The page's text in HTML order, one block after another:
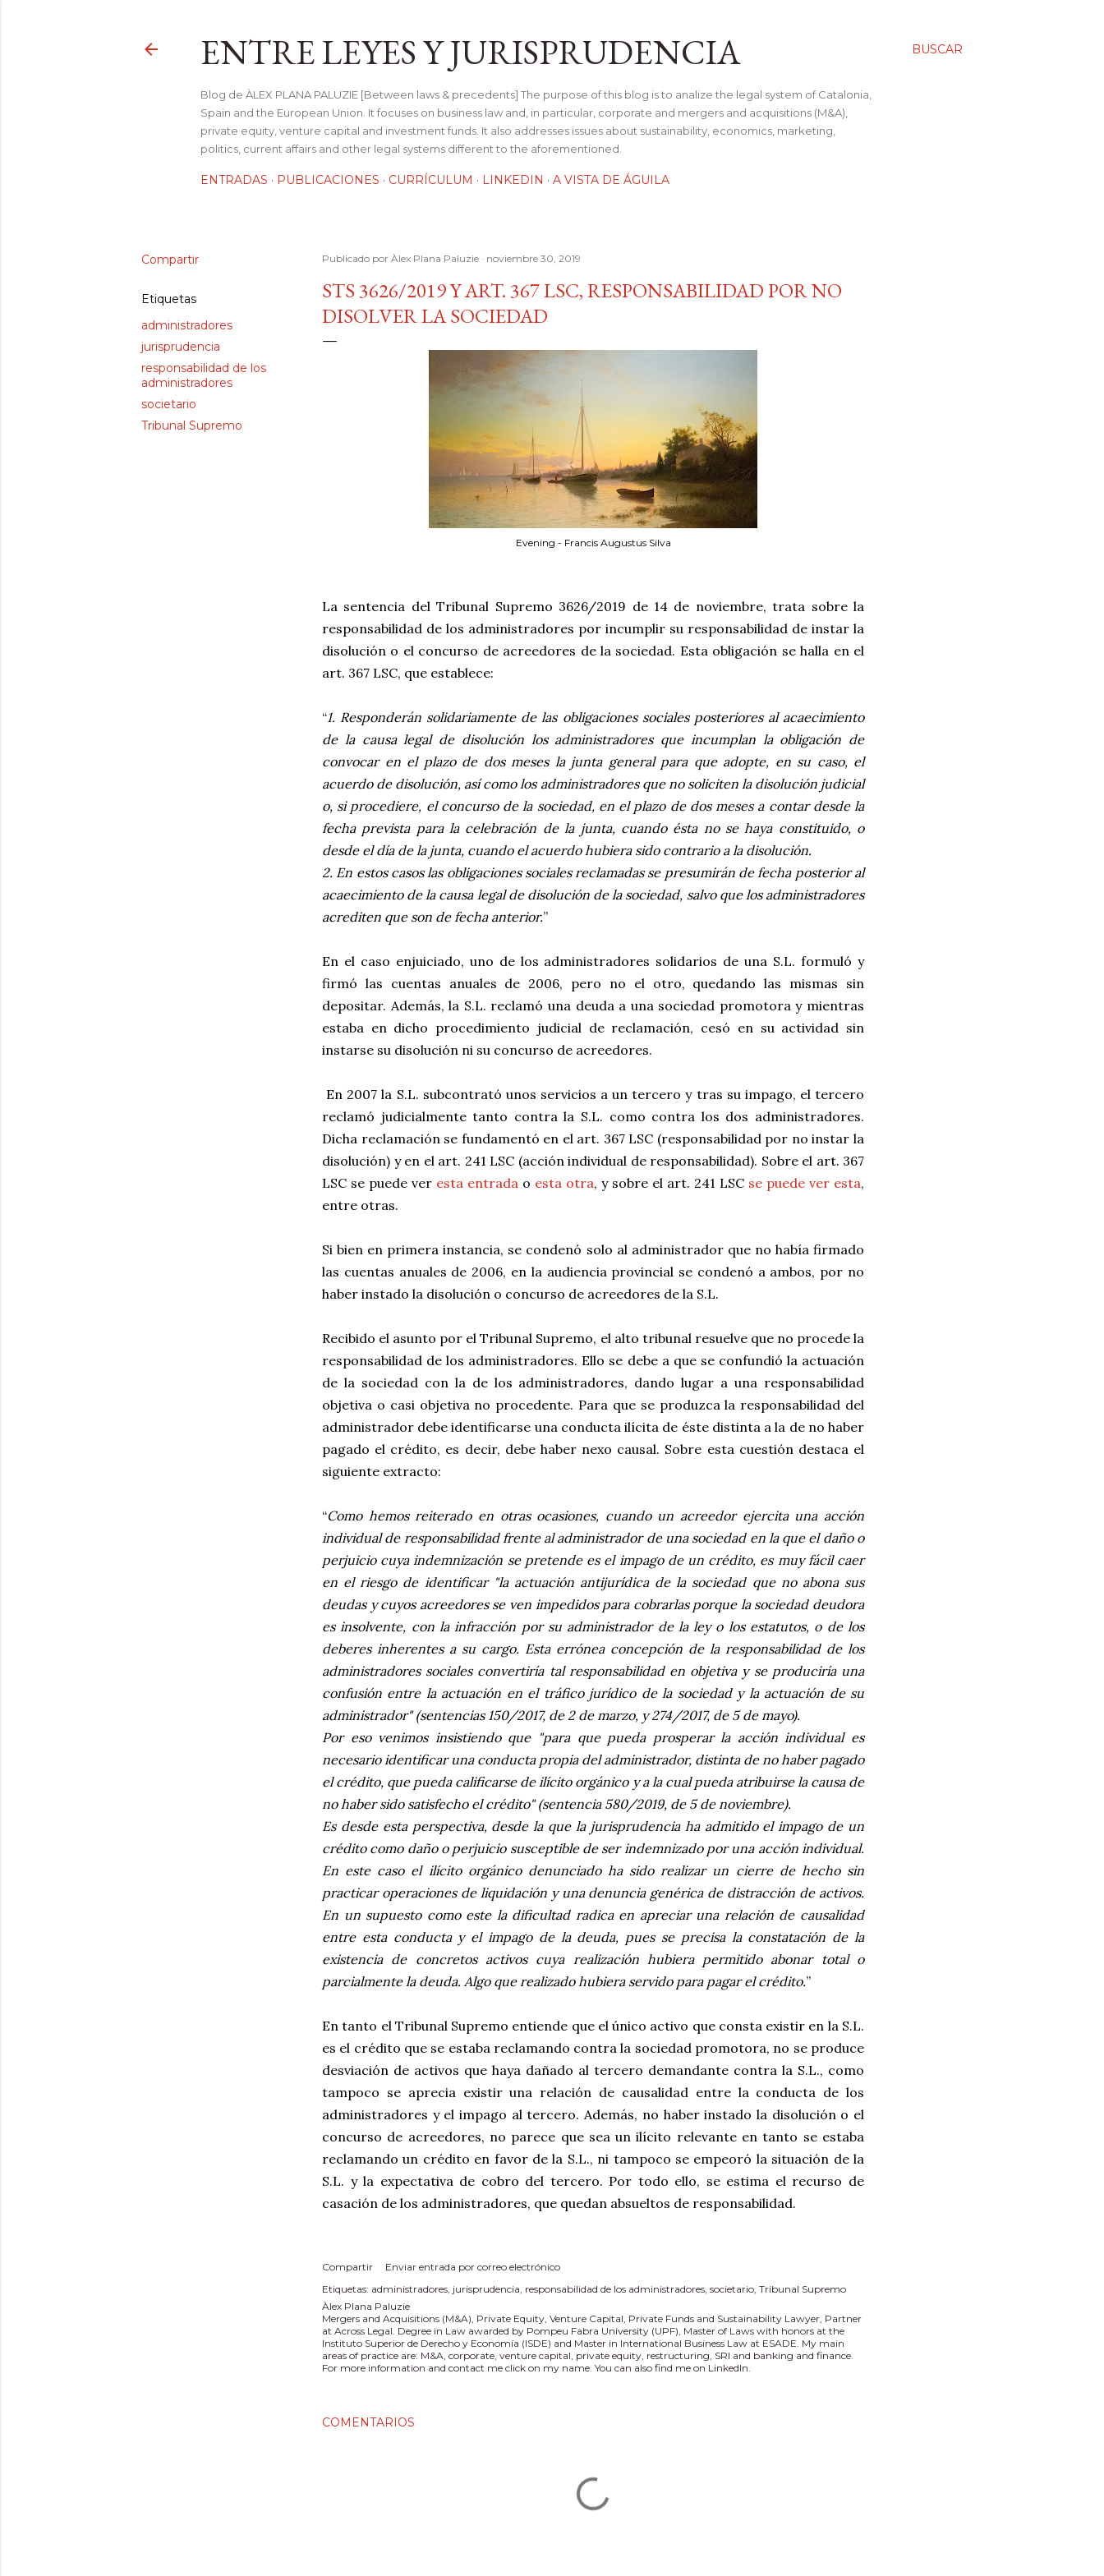
BUSCAR
ENTRE LEYES Y JURISPRUDENCIA
Blog de ÀLEX PLANA PALUZIE [Between laws & precedents] The purpose of this blog is to analize the legal system of Catalonia,
Spain and the European Union. It focuses on business law and, in particular, corporate and mergers and acquisitions (M&A),
private equity, venture capital and investment funds. It also addresses issues about sustainability, economics, marketing,
politics, current affairs and other legal systems different to the aforementioned.
ENTRADAS PUBLICACIONES CURRÍCULUM LINKEDIN A VISTA DE ÁGUILA
Compartir
Etiquetas
administradores
jurisprudencia
responsabilidad de los
administradores
societario
Tribunal Supremo
Publicado por Àlex Plana Paluzie noviembre 30, 2019
STS 3626/2019 Y ART. 367 LSC, RESPONSABILIDAD POR NO
DISOLVER LA SOCIEDAD
Evening - Francis Augustus Silva
La sentencia del Tribunal Supremo 3626/2019 de 14 de noviembre, trata sobre la
responsabilidad de los administradores por incumplir su responsabilidad de instar la
disolución o el concurso de acreedores de la sociedad. Esta obligación se halla en el
art. 367 LSC, que establece:
“1. Responderán solidariamente de las obligaciones sociales posteriores al acaecimiento
de la causa legal de disolución los administradores que incumplan la obligación de
convocar en el plazo de dos meses la junta general para que adopte, en su caso, el
acuerdo de disolución, así como los administradores que no soliciten la disolución judicial
o, si procediere, el concurso de la sociedad, en el plazo de dos meses a contar desde la
fecha prevista para la celebración de la junta, cuando ésta no se haya constituido, o
desde el día de la junta, cuando el acuerdo hubiera sido contrario a la disolución.
2. En estos casos las obligaciones sociales reclamadas se presumirán de fecha posterior al
acaecimiento de la causa legal de disolución de la sociedad, salvo que los administradores
acrediten que son de fecha anterior.”
En el caso enjuiciado, uno de los administradores solidarios de una S.L. formuló y
firmó las cuentas anuales de 2006, pero no el otro, quedando las mismas sin
depositar. Además, la S.L. reclamó una deuda a una sociedad promotora y mientras
estaba en dicho procedimiento judicial de reclamación, cesó en su actividad sin
instarse su disolución ni su concurso de acreedores.
En 2007 la S.L. subcontrató unos servicios a un tercero y tras su impago, el tercero
reclamó judicialmente tanto contra la S.L. como contra los dos administradores.
Dicha reclamación se fundamentó en el art. 367 LSC (responsabilidad por no instar la
disolución) y en el art. 241 LSC (acción individual de responsabilidad). Sobre el art. 367
LSC se puede ver esta entrada o esta otra, y sobre el art. 241 LSC se puede ver esta,
entre otras.
Si bien en primera instancia, se condenó solo al administrador que no había firmado
las cuentas anuales de 2006, en la audiencia provincial se condenó a ambos, por no
haber instado la disolución o concurso de acreedores de la S.L.
Recibido el asunto por el Tribunal Supremo, el alto tribunal resuelve que no procede la
responsabilidad de los administradores. Ello se debe a que se confundió la actuación
de la sociedad con la de los administradores, dando lugar a una responsabilidad
objetiva o casi objetiva no procedente. Para que se produzca la responsabilidad del
administrador debe identificarse una conducta ilícita de éste distinta a la de no haber
pagado el crédito, es decir, debe haber nexo causal. Sobre esta cuestión destaca el
siguiente extracto:
“Como hemos reiterado en otras ocasiones, cuando un acreedor ejercita una acción
individual de responsabilidad frente al administrador de una sociedad en la que el daño o
perjuicio cuya indemnización se pretende es el impago de un crédito, es muy fácil caer
en el riesgo de identificar "la actuación antijurídica de la sociedad que no abona sus
deudas y cuyos acreedores se ven impedidos para cobrarlas porque la sociedad deudora
es insolvente, con la infracción por su administrador de la ley o los estatutos, o de los
deberes inherentes a su cargo. Esta errónea concepción de la responsabilidad de los
administradores sociales convertiría tal responsabilidad en objetiva y se produciría una
confusión entre la actuación en el tráfico jurídico de la sociedad y la actuación de su
administrador" (sentencias 150/2017, de 2 de marzo, y 274/2017, de 5 de mayo).
Por eso venimos insistiendo que "para que pueda prosperar la acción individual es
necesario identificar una conducta propia del administrador, distinta de no haber pagado
el crédito, que pueda calificarse de ilícito orgánico y a la cual pueda atribuirse la causa de
no haber sido satisfecho el crédito" (sentencia 580/2019, de 5 de noviembre).
Es desde esta perspectiva, desde la que la jurisprudencia ha admitido el impago de un
crédito como daño o perjuicio susceptible de ser indemnizado por una acción individual.
En este caso el ilícito orgánico denunciado ha sido realizar un cierre de hecho sin
practicar operaciones de liquidación y una denuncia genérica de distracción de activos.
En un supuesto como este la dificultad radica en apreciar una relación de causalidad
entre esta conducta y el impago de la deuda, pues se precisa la constatación de la
existencia de concretos activos cuya realización hubiera permitido abonar total o
parcialmente la deuda. Algo que realizado hubiera servido para pagar el crédito.”
En tanto el Tribunal Supremo entiende que el único activo que consta existir en la S.L.
es el crédito que se estaba reclamando contra la sociedad promotora, no se produce
desviación de activos que haya dañado al tercero demandante contra la S.L., como
tampoco se aprecia existir una relación de causalidad entre la conducta de los
administradores y el impago al tercero. Además, no haber instado la disolución o el
concurso de acreedores, no parece que sea un ilícito relevante en tanto se estaba
reclamando un crédito en favor de la S.L., ni tampoco se empeoró la situación de la
S.L. y la expectativa de cobro del tercero. Por todo ello, se estima el recurso de
casación de los administradores, que quedan absueltos de responsabilidad.
Compartir
Enviar entrada por correo electrónico
Etiquetas: administradores jurisprudencia responsabilidad de los administradores societario Tribunal Supremo
Àlex Plana Paluzie
Mergers and Acquisitions (M&A), Private Equity, Venture Capital, Private Funds and Sustainability Lawyer, Partner
at Across Legal. Degree in Law awarded by Pompeu Fabra University (UPF), Master of Laws with honors at the
Instituto Superior de Derecho y Economía (ISDE) and Master in International Business Law at ESADE. My main
areas of practice are: M&A, corporate, venture capital, private equity, restructuring, SRI and banking and finance.
For more information and contact me click on my name. You can also find me on LinkedIn.
COMENTARIOS